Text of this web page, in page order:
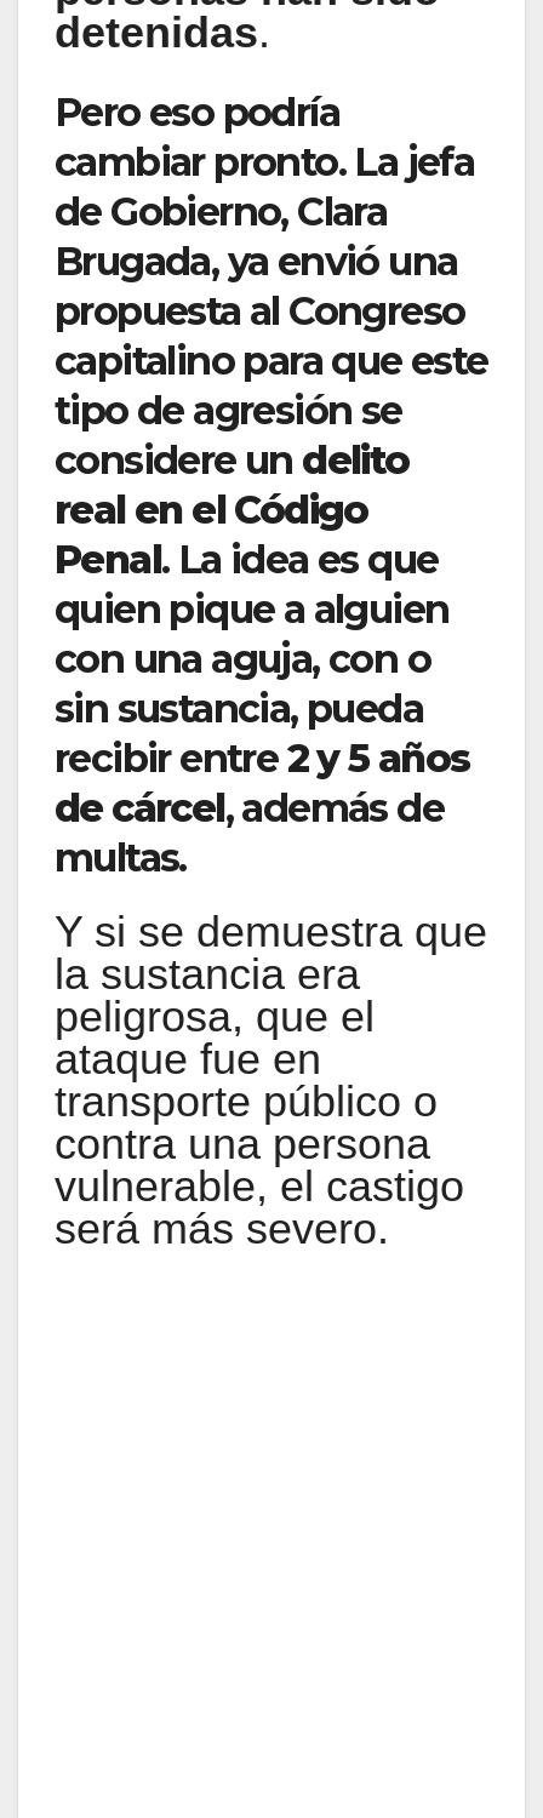
detenidas.
Pero eso podría
cambiar pronto. La jefa
de Gobierno, Clara
Brugada, ya envió una
propuesta al Congreso
capitalino para que este
tipo de agresión se
considere un delito
real en el Código
Penal. La idea es que
quien pique a alguien
con una aguja, con o
sin sustancia, pueda
recibir entre2 y 5 años
de cárcel, además de
multas.
Y si se demuestra que
la sustancia era
peligrosa, que el
ataque fue en
transporte público o
contra una persona
vulnerable, el castigo
será más severo.